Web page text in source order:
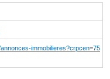
immobilieres?crpcen=75